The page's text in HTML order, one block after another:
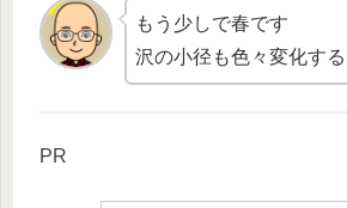
もう少しで春です
沢の小径も色々変化す
PR